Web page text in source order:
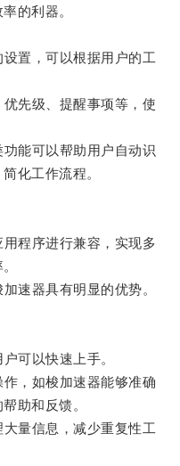
的利器。
置，可以根据用户的工
先级、提醒事项等，使
能可以帮助用户自动识
化工作流程。
程序进行兼容，实现多
器具有明显的优势。
可以快速上手。
，如梭加速器能够准确
助和反馈。
量信息，减少重复性工